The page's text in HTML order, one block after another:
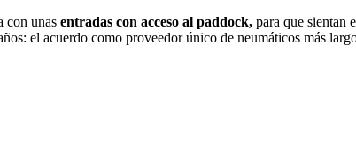
con unas entradas con acceso al paddock, para que sientan
el acuerdo como proveedor único de neumáticos más